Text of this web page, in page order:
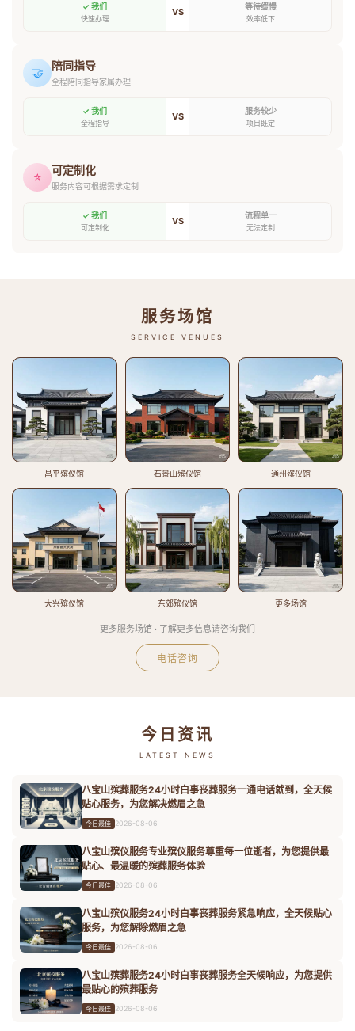
✓ 我们
快速办理
VS 等待缓慢
效率低下
🤝 陪同指导
全程陪同指导家属办理
✓ 我们
全程指导
VS 服务较少
项目既定
⭐ 可定制化
服务内容可根据需求定制
✓ 我们
可定制化
VS 流程单一
无法定制
服务场馆
SERVICE VENUES
昌平殡仪馆 石景山殡仪馆 通州殡仪馆
大兴殡仪馆 东郊殡仪馆 更多场馆
更多服务场馆 · 了解更多信息请咨询我们
电话咨询
今日资讯
LATEST NEWS
八宝山殡葬服务24小时白事丧葬服务一通电话就到，全天候
贴心服务，为您解决燃眉之急
今日最佳 2026-08-06
八宝山殡仪服务专业殡仪服务尊重每一位逝者，为您提供最
贴心、最温暖的殡葬服务体验
今日最佳 2026-08-06
八宝山殡仪服务24小时白事丧葬服务紧急响应，全天候贴心
服务，为您解除燃眉之急
今日最佳 2026-08-06
八宝山殡葬服务24小时白事丧葬服务全天候响应，为您提供
最贴心的殡葬服务
今日最佳 2026-08-06